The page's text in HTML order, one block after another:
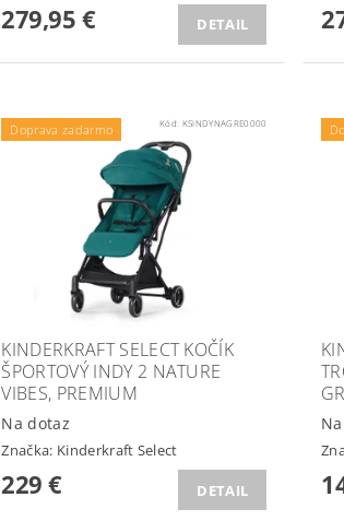
279,95 € DETAIL
Doprava zadarmo Kód: KSINDYNAGRE0000
KINDERKRAFT SELECT KOČÍK
ŠPORTOVÝ INDY 2 NATURE
VIBES, PREMIUM
Na dotaz
Značka: Kinderkraft Select
229 € DETAIL